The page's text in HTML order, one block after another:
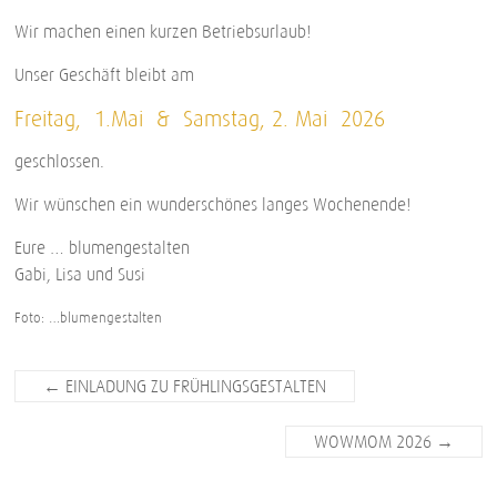
Wir machen einen kurzen Betriebsurlaub!
Unser Geschäft bleibt am
Freitag, 1.Mai & Samstag, 2. Mai 2026
geschlossen.
Wir wünschen ein wunderschönes langes Wochenende!
Eure … blumengestalten
Gabi, Lisa und Susi
Foto: …blumengestalten
← EINLADUNG ZU FRÜHLINGSGESTALTEN
WOWMOM 2026 →